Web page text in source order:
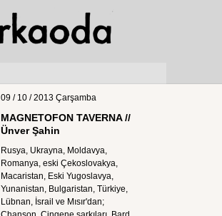
09 / 10 / 2013 Çarşamba
MAGNETOFON TAVERNA //
Ünver Şahin
Rusya, Ukrayna, Moldavya,
Romanya, eski Çekoslovakya,
Macaristan, Eski Yugoslavya,
Yunanistan, Bulgaristan, Türkiye,
Lübnan, İsrail ve Mısır'dan;